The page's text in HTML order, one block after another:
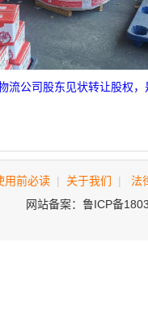
流公司股东见状转让股权
用前必读 | 关于我们 |
法
网站备案：鲁ICP备